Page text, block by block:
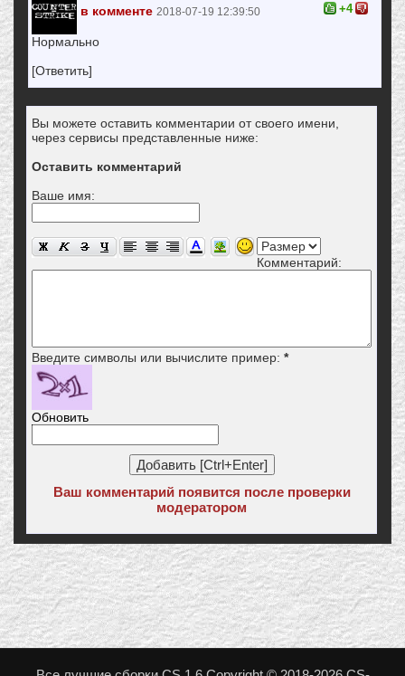
в комменте 2018-07-19 12:39:50
Нормально
[Ответить]
+4
Вы можете оставить комментарии от своего имени,
через сервисы представленные ниже:
Оставить комментарий
Ваше имя:
Комментарий:
Введите символы или вычислите пример: *
Обновить
Ваш комментарий появится после проверки
модератором